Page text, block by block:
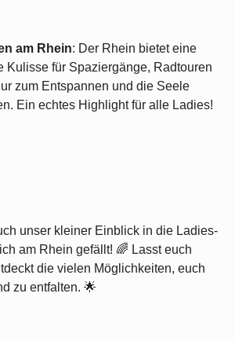
am Rhein: Der Rhein bietet eine
Kulisse für Spaziergänge, Radtouren
zum Entspannen und die Seele
Ein echtes Highlight für alle Ladies!
unser kleiner Einblick in die Ladies-
am Rhein gefällt! 🌈 Lasst euch
die vielen Möglichkeiten, euch
zu entfalten. 🌟